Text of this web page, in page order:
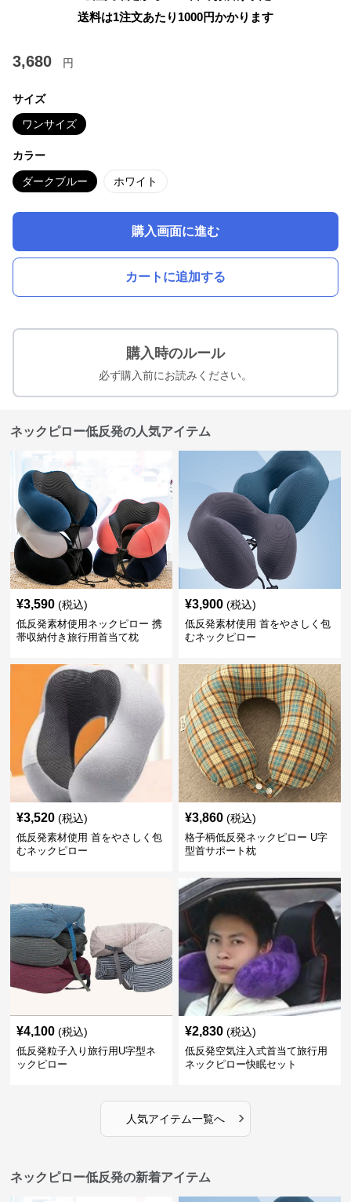
送料は1注文あたり 1000円かかります
3,680 円
サイズ
ワンサイズ
カラー
ダークブルー ホワイト
購入画面に進む
カートに追加する
購入時のルール
必ず購入前にお読みください。
ネックピロー低反発の人気アイテム
¥3,590 (税込)
低反発素材使用ネックピロー 携
帯収納付き旅行用首当て枕
¥3,900 (税込)
低反発素材使用 首をやさしく包
むネックピロー
¥3,520 (税込)
低反発素材使用 首をやさしく包
むネックピロー
¥3,860 (税込)
格子柄低反発ネックピロー U字
型首サポート枕
¥4,100 (税込)
低反発粒子入り旅行用U字型ネ
ックピロー
¥2,830 (税込)
低反発空気注入式首当て旅行用
ネックピロー快眠セット
人気アイテム一覧へ ›
ネックピロー低反発の新着アイテム